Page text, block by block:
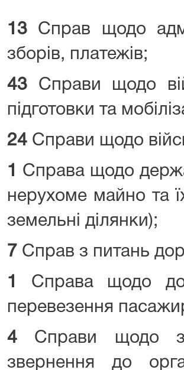
13 Справ щодо
зборів, платежів;
43 Справи щодо
підготовки та
24 Справи щодо
1
Справа щодо
нерухоме майно та
земельні ділянки);
7 Справ з питань
1 Справа щодо
перевезення
4 Справи щодо
звернення до